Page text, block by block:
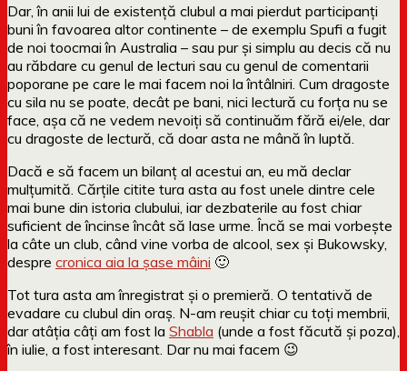
Dar, în anii lui de existență clubul a mai pierdut participanți
buni în favoarea altor continente – de exemplu Spufi a fugit
de noi toocmai în Australia – sau pur și simplu au decis că nu
au răbdare cu genul de lecturi sau cu genul de comentarii
poporane pe care le mai facem noi la întâlniri. Cum dragoste
cu sila nu se poate, decât pe bani, nici lectură cu forța nu se
face, așa că ne vedem nevoiți să continuăm fără ei/ele, dar
cu dragoste de lectură, că doar asta ne mână în luptă.
Dacă e să facem un bilanț al acestui an, eu mă declar
mulțumită. Cărțile citite tura asta au fost unele dintre cele
mai bune din istoria clubului, iar dezbaterile au fost chiar
suficient de încinse încât să lase urme. Încă se mai vorbește
la câte un club, când vine vorba de alcool, sex și Bukowsky,
despre cronica aia la șase mâini 🙂
Tot tura asta am înregistrat și o premieră. O tentativă de
evadare cu clubul din oraș. N-am reușit chiar cu toți membrii,
dar atâția câți am fost la Shabla (unde a fost făcută și poza),
în iulie, a fost interesant. Dar nu mai facem 😉